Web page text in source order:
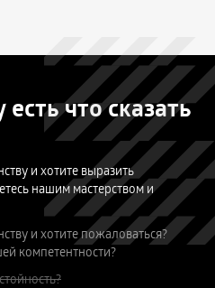
что сказать
и хотите выразить
нашим мастерством и
и хотите пожаловаться?
компетентности?